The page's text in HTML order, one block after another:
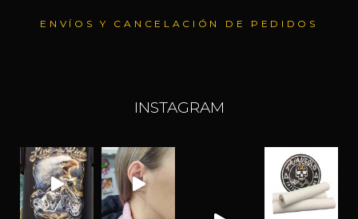
ENVÍOS Y CANCELACIÓN DE PEDIDOS
INSTAGRAM